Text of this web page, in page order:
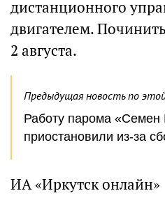
дистанционного
двигателем.
2 августа.
Предыдущая новость по
Работу парома «Семен
приостановили из-за
ИА «Иркутск онлайн»